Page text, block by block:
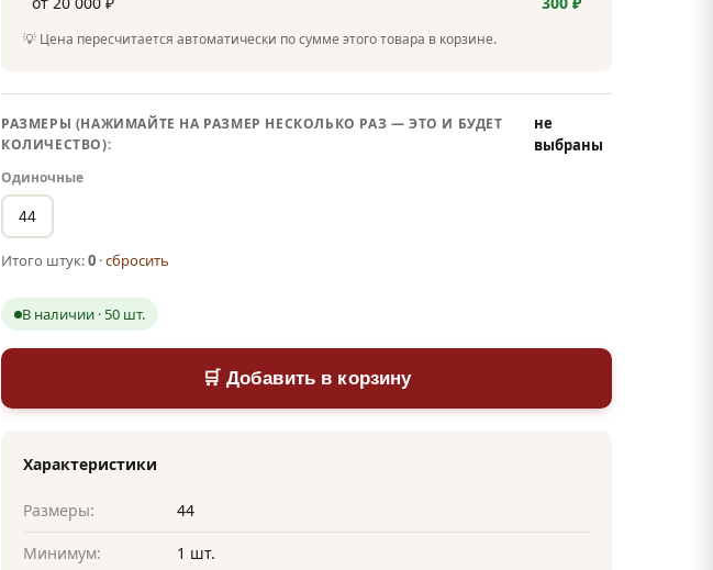
💡 Цена пересчитается автоматически по сумме этого товара в корзине.
РАЗМЕРЫ (НАЖИМАЙТЕ НА РАЗМЕР НЕСКОЛЬКО РАЗ — ЭТО И БУДЕТ
КОЛИЧЕСТВО):
не
выбраны
Одиночные
44
Итого штук:0 ·сбросить
В наличии · 50 шт.
🛒 Добавить в корзину
Характеристики
Размеры: 44
Минимум: 1 шт.